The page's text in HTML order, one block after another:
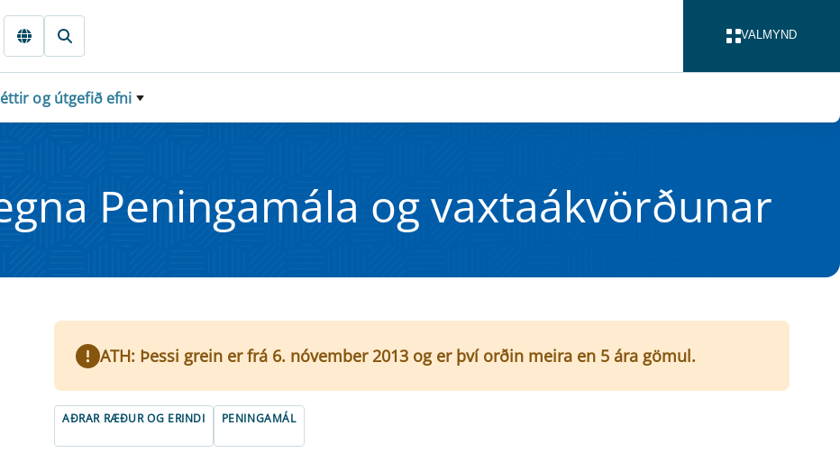
VALMYND
og útgefið efni
Pen­in­ga­mála og vaxta­ákvörðun­ar
ATH: Þessi grein er frá 6. nóvember 2013 og er því orðin meira en 5 ára gömul.
AÐRAR RÆÐUR OG ERINDI PENINGAMÁL